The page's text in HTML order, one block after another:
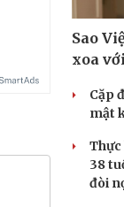
Sao
xoa
Cặp
mật
Thực
38
đòi